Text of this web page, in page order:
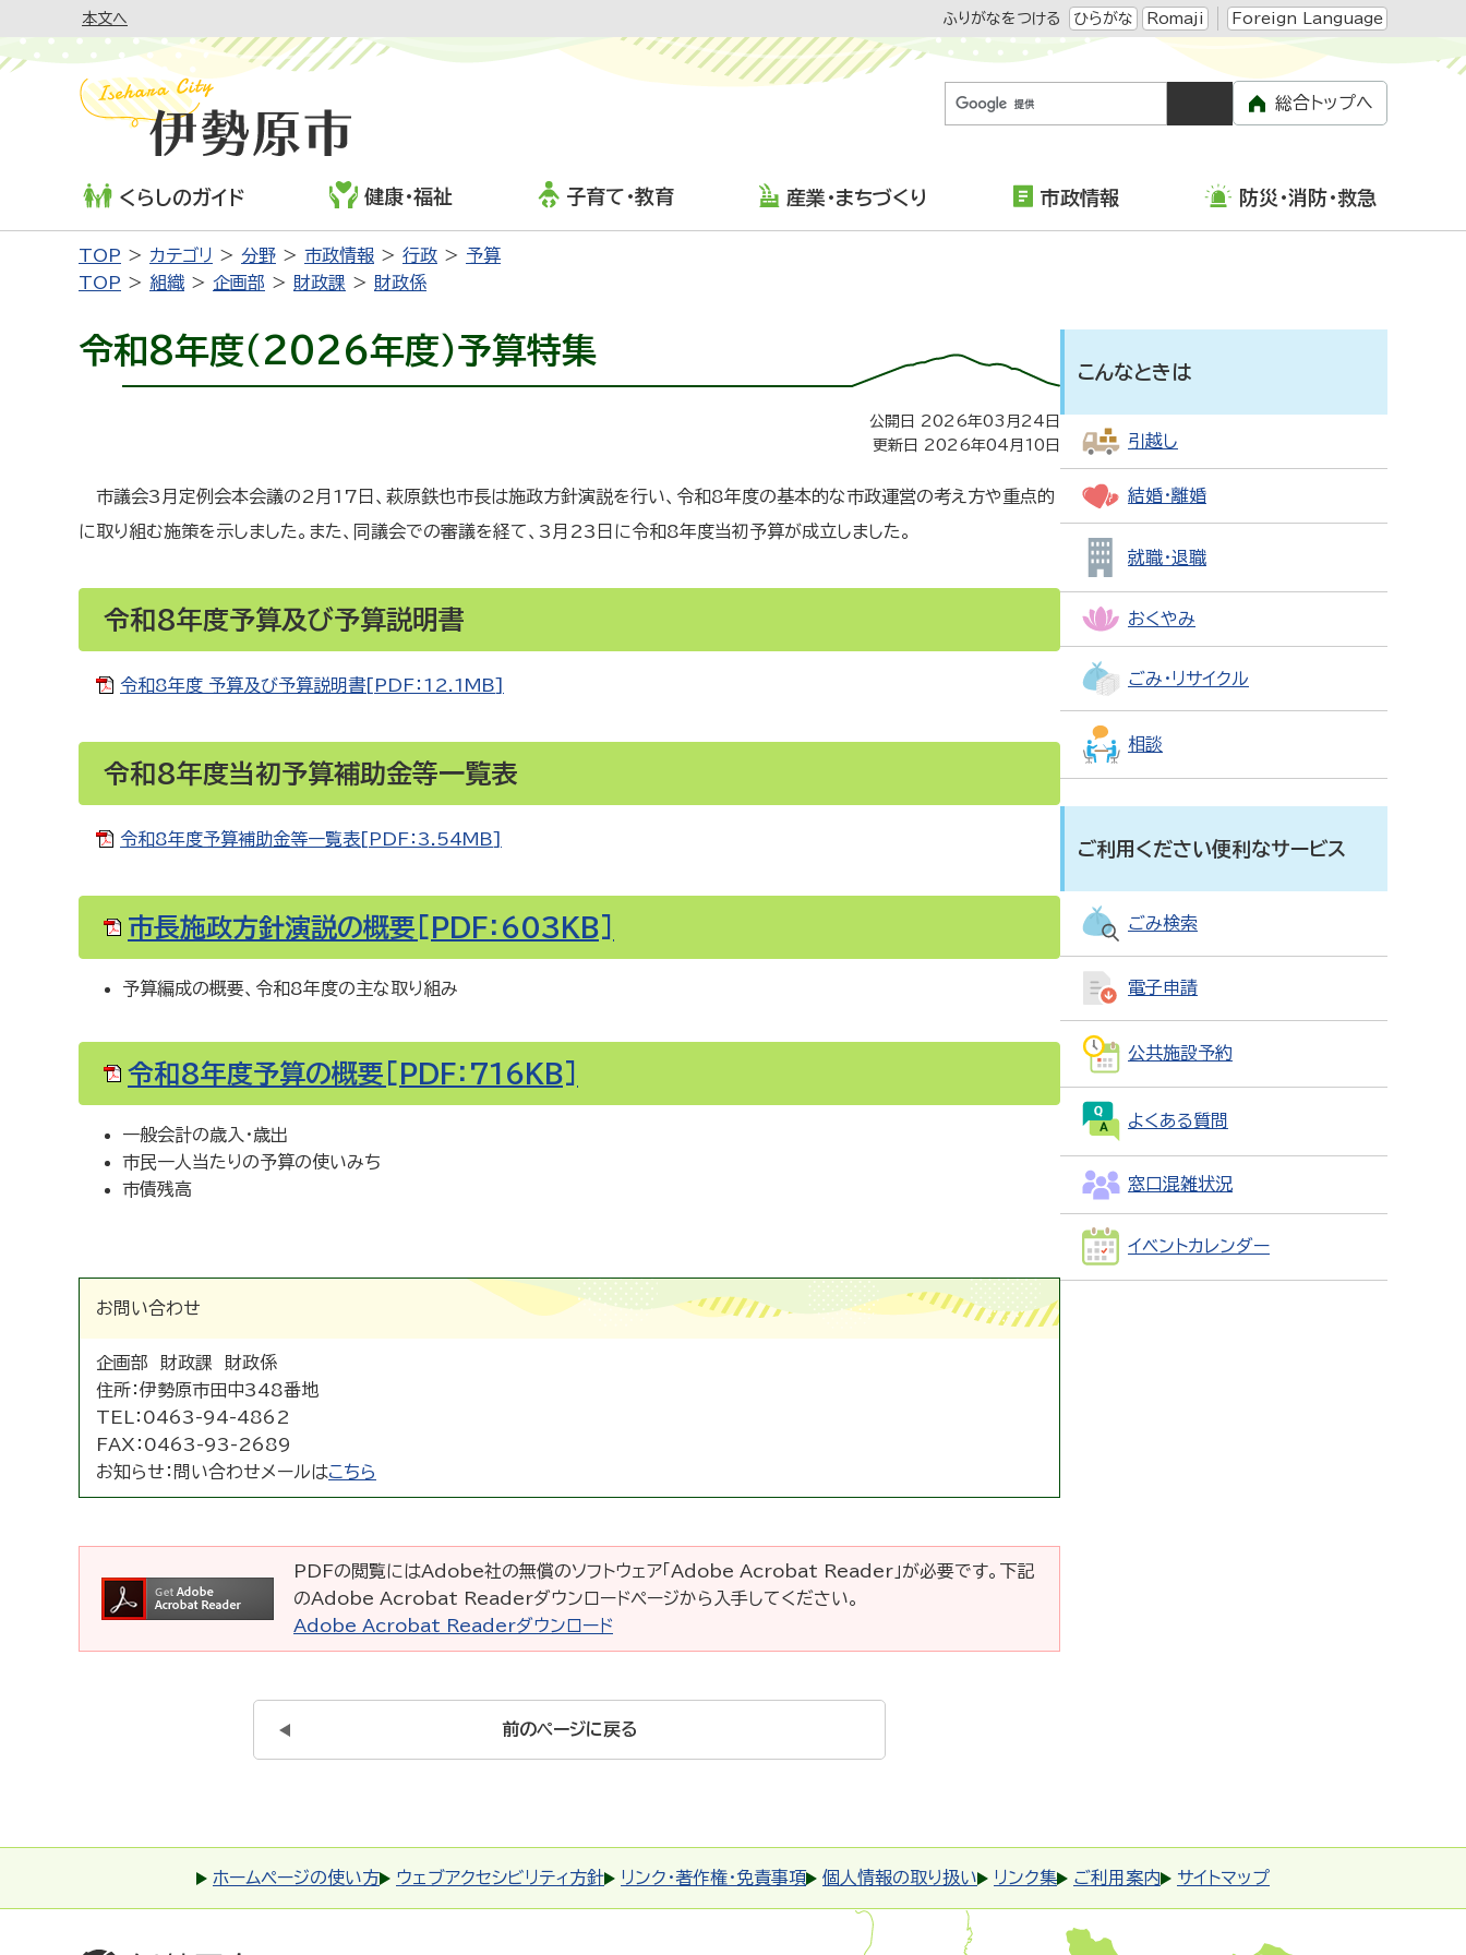
本文へ ふりがなをつける ひらがな Romaji Foreign Language
総合トップへ
くらしのガイド 健康・福祉 子育て・教育 産業・まちづくり 市政情報 防災・消防・救急
TOP カテゴリ 分野 市政情報 行政
予算
TOP
組織 企画部 財政課 財政係
令和8年度（2026年度）予算特集
公開日 2026年03月24日
更新日 2026年04月10日
市議会3月定例会本会議の2月17日、萩原鉄也市長は施政方針演説を行い、令和8年度の基本的な市政運営の考え方や重点的
に取り組む施策を示しました。また、同議会での審議を経て、3月23日に令和8年度当初予算が成立しました。
令和8年度予算及び予算説明書
令和8年度 予算及び予算説明書[PDF：12.1MB]
令和8年度当初予算補助金等一覧表
令和8年度予算補助金等一覧表[PDF：3.54MB]
市長施政方針演説の概要[PDF：603KB]
予算編成の概要、令和8年度の主な取り組み
令和8年度予算の概要[PDF：716KB]
一般会計の歳入・歳出
市民一人当たりの予算の使いみち
市債残高
お問い合わせ
企画部 財政課 財政係
住所：伊勢原市田中348番地
TEL： 0463-94-4862
FAX： 0463-93-2689
お知らせ： 問い合わせメールはこちら
PDFの閲覧にはAdobe社の無償のソフトウェア「Adobe Acrobat Reader」が必要です。下記
のAdobe Acrobat Readerダウンロードページから入手してください。
Adobe Acrobat Readerダウンロード
前のページに戻る
こんなときは
引越し
結婚・離婚
就職・退職
おくやみ
ごみ・リサイクル
相談
ご利用ください便利なサービス
ごみ検索
電子申請
公共施設予約
よくある質問
窓口混雑状況
イベントカレンダー
ホームページの使い方 ウェブアクセシビリティ方針 リンク・著作権・免責事項 個人情報の取り扱い リンク集 ご利用案内 サイトマップ